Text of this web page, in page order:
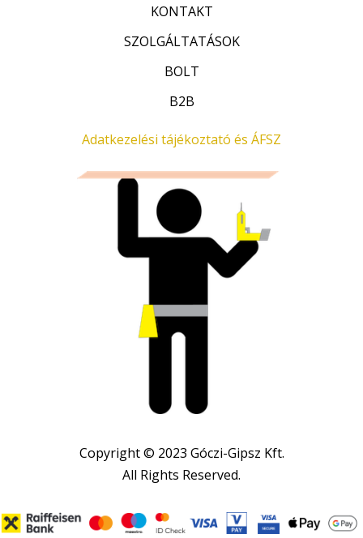
KONTAKT
SZOLGÁLTATÁSOK
BOLT
B2B
Adatkezelési tájékoztató és ÁFSZ
Copyright © 2023 Góczi-Gipsz Kft.
All Rights Reserved.